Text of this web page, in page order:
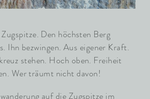
Den höchsten Berg
Ihn bezwingen. Aus eigener Kraft.
stehen. Hoch oben. Freiheit
Wer träumt nicht davon!
auf die Zugspitze im